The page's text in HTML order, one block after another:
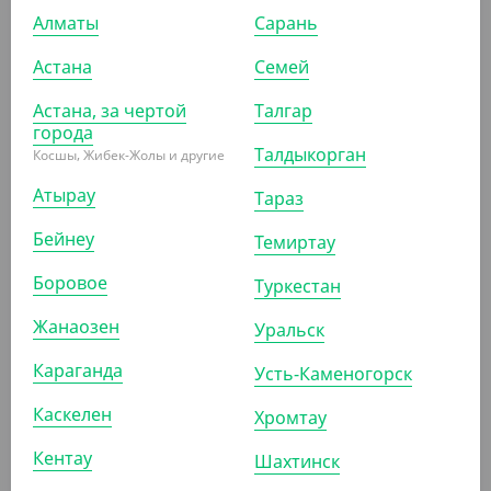
6 578 ₸
Контейнер (ланч-бокс) с двумя секциями и крышкой,
Алматы
Астана
Астана, за чертой
города
Косшы, Жибек-Жолы и другие
Атырау
Бейнеу
Боровое
Жанаозен
Караганда
Каскелен
Кентау
Сарань
Семей
Талгар
Талдыкорган
Тараз
Темиртау
Туркестан
Уральск
Усть-Каменогорск
Хромтау
Шахтинск